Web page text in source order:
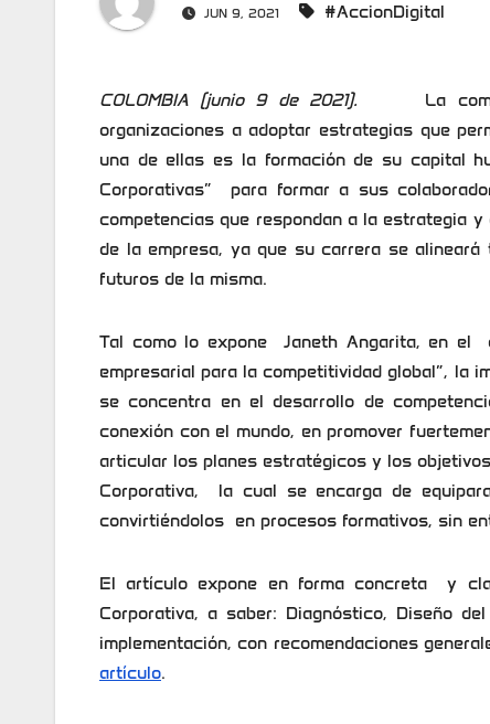
JUN 9, 2021 #AccionDigital
COLOMBIA (junio 9 de 2021). La
organizaciones a adoptar estrategias que
una de ellas es la formación de su capital
Corporativas” para formar a sus
competencias que respondan a la estrategia
de la empresa, ya que su carrera se
futuros de la misma.
Tal como lo expone Janeth Angarita, en el
empresarial para la competitividad global”, la
se concentra en el desarrollo de
conexión con el mundo, en promover
articular los planes estratégicos y los
Corporativa, la cual se encarga de
convirtiéndolos en procesos formativos, sin
El artículo expone en forma concreta y
Corporativa, a saber: Diagnóstico, Diseño
implementación, con recomendaciones
artículo.